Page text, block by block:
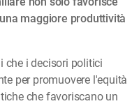
maggiore produttività
che i decisori politici
per promuovere l'equità
che favoriscano un